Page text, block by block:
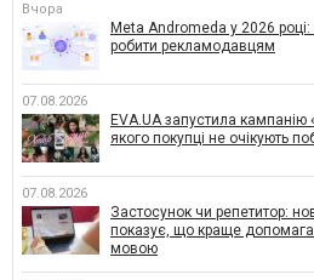
Вчора
Meta Andromeda у 2026 році:
робити рекламодавцям
07.08.2026
EVA.UA запустила
якого покупці не очікують
07.08.2026
Застосунок чи репетитор:
показує, що краще
мовою